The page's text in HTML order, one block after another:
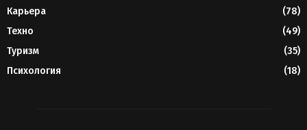
Карьера
(78)
Техно
(49)
Туризм
(35)
Психология
(18)